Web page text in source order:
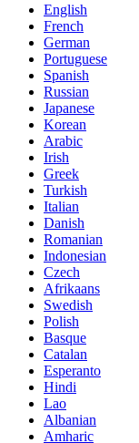
English
French
German
Portuguese
Spanish
Russian
Japanese
Korean
Arabic
Irish
Greek
Turkish
Italian
Danish
Romanian
Indonesian
Czech
Afrikaans
Swedish
Polish
Basque
Catalan
Esperanto
Hindi
Lao
Albanian
Amharic